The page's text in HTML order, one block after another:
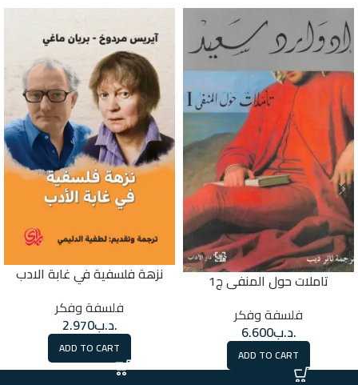
تاملات حول المنفى ج1
فلسفة وفكر
.د.ب6.600
ADD TO CART
نزهة فلسفية في غابة الادب
فلسفة وفكر
.د.ب2.970
ADD TO CART